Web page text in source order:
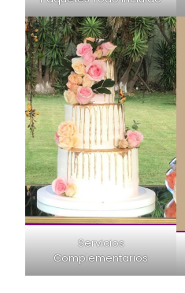
Servicios
Complementarios